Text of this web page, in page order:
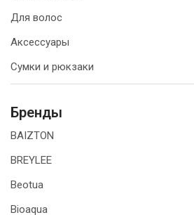
Для волос
Аксессуары
Сумки и рюкзаки
Бренды
BAIZTON
BREYLEE
Beotua
Bioaqua